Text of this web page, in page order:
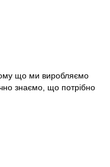
що ми виробляємо
знаємо, що потрібно